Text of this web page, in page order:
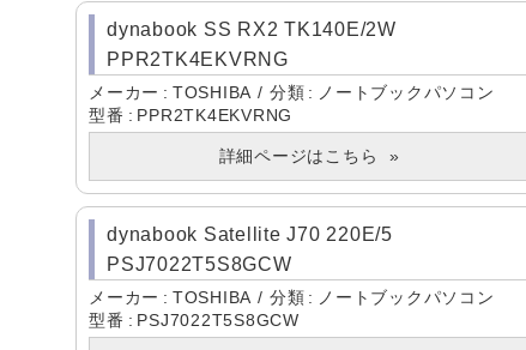
dynabook SS RX2 TK140E/2W
PPR2TK4EKVRNG
メーカー TOSHIBA 分類
ノートブックパソコン
型番
PPR2TK4EKVRNG
詳細ページはこちら
dynabook Satellite J70 220E/5
PSJ7022T5S8GCW
メーカー TOSHIBA 分類
ノートブックパソコン
型番
PSJ7022T5S8GCW